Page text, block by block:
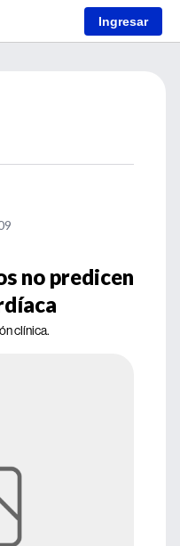
Ingresar
no predicen
clínica.